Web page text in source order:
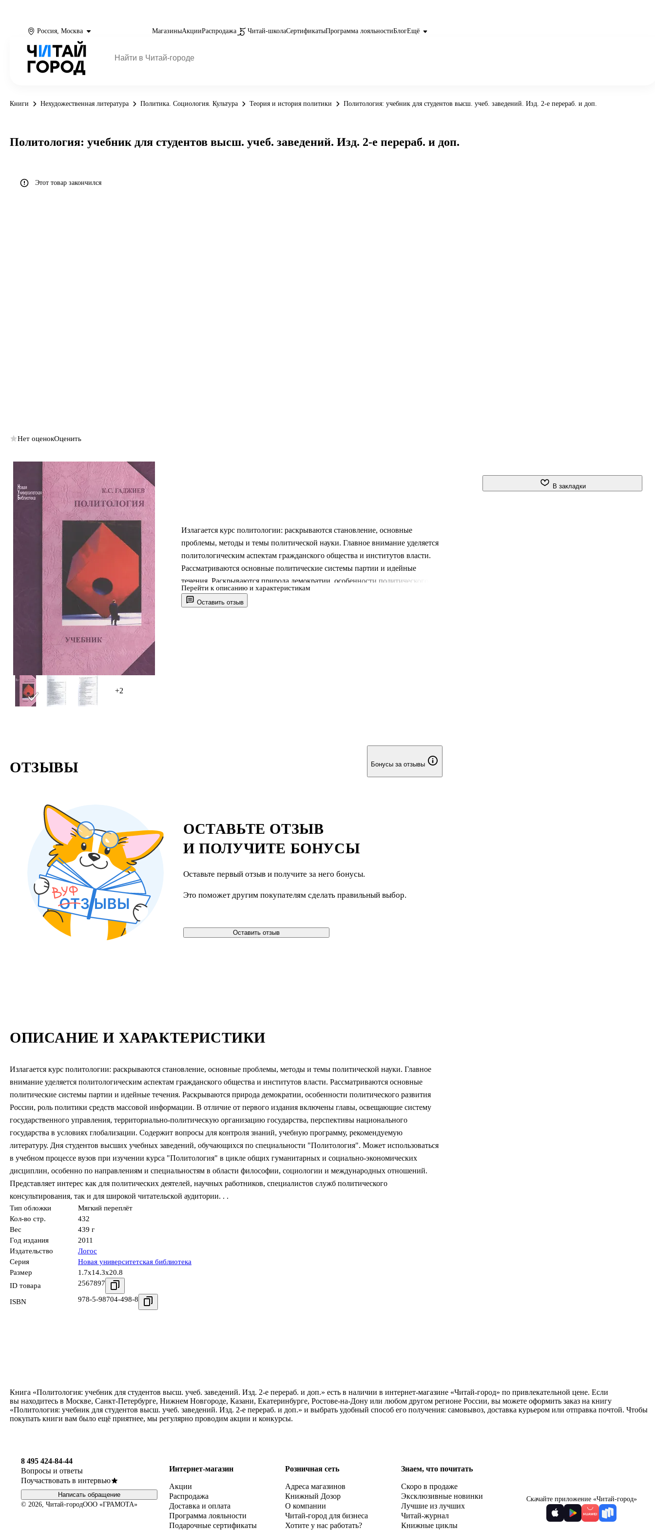
Россия, Москва МагазиныАкцииРаспродажа Читай-школаСертификатыПрограмма лояльностиБлогЕщё
Книги Нехудожественная литература Политика. Социология. Культура Теория и история политики Политология: учебник для студентов высш. учеб. заведений. Изд. 2-е перераб. и доп.
+2
Оставить отзыв
Излагается курс политологии: раскрываются становление, основные
проблемы, методы и темы политической науки. Главное внимание уделяется
политологическим аспектам гражданского общества и институтов власти.
Рассматриваются основные политические системы партии и идейные
течения. Раскрываются природа демократии, особенности политического
развития России, роль политики средств массовой информации. В отличие
от первого издания включены главы, освещающие систему государственного
Перейти к описанию и характеристикам
Политология: учебник для студентов высш. учеб. заведений. Изд. 2-е перераб. и доп.
Этот товар закончился
Нет оценокОценить
В закладки
ОПИСАНИЕ И ХАРАКТЕРИСТИКИ
Излагается курс политологии: раскрываются становление, основные проблемы, методы и темы политической науки. Главное
внимание уделяется политологическим аспектам гражданского общества и институтов власти. Рассматриваются основные
политические системы партии и идейные течения. Раскрываются природа демократии, особенности политического развития
России, роль политики средств массовой информации. В отличие от первого издания включены главы, освещающие систему
государственного управления, территориально-политическую организацию государства, перспективы национального
государства в условиях глобализации. Содержит вопросы для контроля знаний, учебную программу, рекомендуемую
литературу. Дня студентов высших учебных заведений, обучающихся по специальности "Политология". Может использоваться
в учебном процессе вузов при изучении курса "Политология" в цикле общих гуманитарных и социально-экономических
дисциплин, особенно по направлениям и специальностям в области философии, социологии и международных отношений.
Представляет интерес как для политических деятелей, научных работников, специалистов служб политического
консультирования, так и для широкой читательской аудитории. . .
Тип обложки
Мягкий переплёт
Кол-во стр.
432
Вес
439 г
Год издания
2011
Издательство
Логос
Серия
Новая университетская библиотека
Размер
1.7x14.3x20.8
ID товара
2567897
ISBN 978-5-98704-498-8
ОТЗЫВЫ Бонусы за отзывы
ОСТАВЬТЕ ОТЗЫВ
И ПОЛУЧИТЕ БОНУСЫ
Оставьте первый отзыв и получите за него бонусы.
Это поможет другим покупателям сделать правильный выбор.
Оставить отзыв
Книга «Политология: учебник для студентов высш. учеб. заведений. Изд. 2-е перераб. и доп.» есть в наличии в интернет-магазине «Читай-город» по привлекательной цене. Если
вы находитесь в Москве, Санкт-Петербурге, Нижнем Новгороде, Казани, Екатеринбурге, Ростове-на-Дону или любом другом регионе России, вы можете оформить заказ на книгу
«Политология: учебник для студентов высш. учеб. заведений. Изд. 2-е перераб. и доп.» и выбрать удобный способ его получения: самовывоз, доставка курьером или отправка почтой. Чтобы
покупать книги вам было ещё приятнее, мы регулярно проводим акции и конкурсы.
8 495 424-84-44
Вопросы и ответы
Поучаствовать в интервью
Написать обращение
© 2026, Читай-городООО «ГРАМОТА»
Интернет-магазин
Акции
Распродажа
Доставка и оплата
Программа лояльности
Подарочные сертификаты
Розничная сеть
Адреса магазинов
Книжный Дозор
О компании
Читай-город для бизнеса
Хотите у нас работать?
Знаем, что почитать
Скоро в продаже
Эксклюзивные новинки
Лучшие из лучших
Читай-журнал
Книжные циклы
Скачайте приложение «Читай-город»